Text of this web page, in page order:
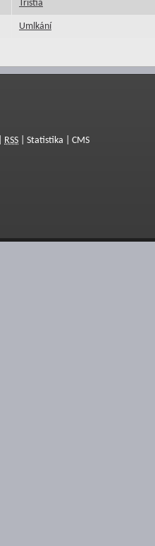
Tristia
Umlkání
RSS Statistika CMS